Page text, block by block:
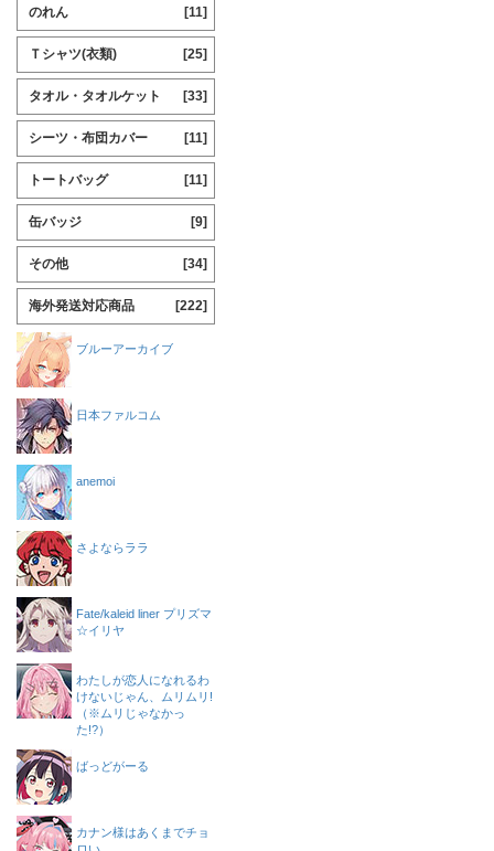
のれん [11]
Ｔシャツ(衣類) [25]
タオル・タオルケット [33]
シーツ・布団カバー [11]
トートバッグ [11]
缶バッジ [9]
その他 [34]
海外発送対応商品 [222]
ブルーアーカイブ
日本ファルコム
anemoi
さよならララ
Fate/kaleid liner プリズマ
☆イリヤ
わたしが恋人になれるわ
けないじゃん、ムリムリ!
（※ムリじゃなかっ
た!?）
ばっどがーる
カナン様はあくまでチョ